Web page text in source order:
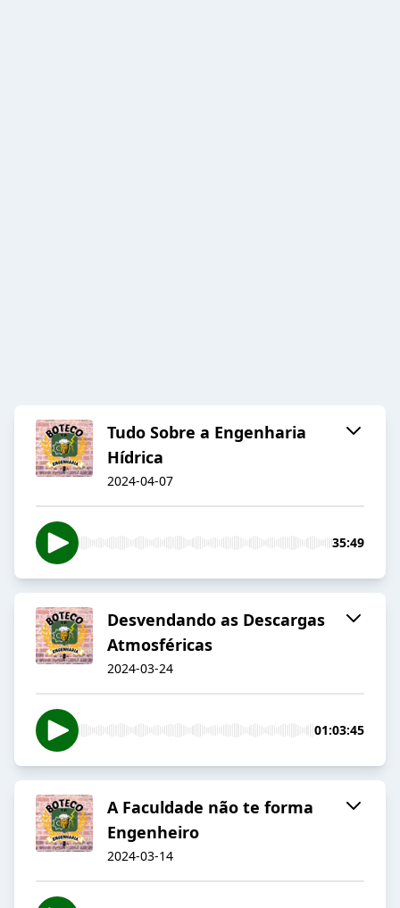
Tudo Sobre a Engenharia
Hídrica
2024-04-07
35:49
Desvendando as Descargas
Atmosféricas
2024-03-24
01:03:45
A Faculdade não te forma
Engenheiro
2024-03-14